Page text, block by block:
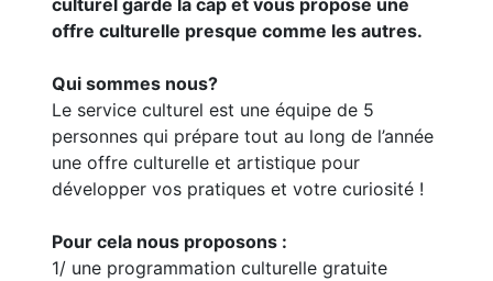
offre culturelle presque comme les autres.
Qui sommes nous?
Le service culturel est une équipe de 5
personnes qui prépare tout au long de l’année
une offre culturelle et artistique pour
développer vos pratiques et votre curiosité !
Pour cela nous proposons :
1/ une programmation culturelle gratuite